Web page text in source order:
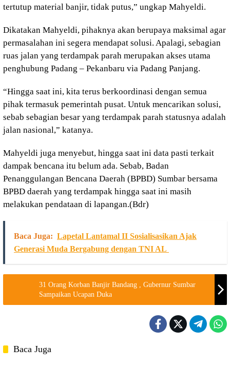
tertutup material banjir, tidak putus,” ungkap Mahyeldi.
Dikatakan Mahyeldi, pihaknya akan berupaya maksimal agar
permasalahan ini segera mendapat solusi. Apalagi, sebagian
ruas jalan yang terdampak parah merupakan akses utama
penghubung Padang – Pekanbaru via Padang Panjang.
“Hingga saat ini, kita terus berkoordinasi dengan semua
pihak termasuk pemerintah pusat. Untuk mencarikan solusi,
sebab sebagian besar yang terdampak parah statusnya adalah
jalan nasional,” katanya.
Mahyeldi juga menyebut, hingga saat ini data pasti terkait
dampak bencana itu belum ada. Sebab, Badan
Penanggulangan Bencana Daerah (BPBD) Sumbar bersama
BPBD daerah yang terdampak hingga saat ini masih
melakukan pendataan di lapangan.(Bdr)
Baca Juga: Lapetal Lantamal II Sosialisasikan Ajak
Generasi Muda Bergabung dengan TNI AL
31 Orang Korban Banjir Bandang , Gubernur Sumbar
Sampaikan Ucapan Duka
Baca Juga